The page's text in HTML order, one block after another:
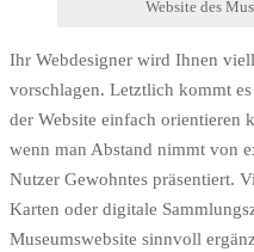
Website des
Ihr Webdesigner wird Ihnen
vorschlagen. Letztlich kommt
der Website einfach orientieren
wenn man Abstand nimmt von
Nutzer Gewohntes präsentiert.
Karten oder digitale
Museumswebsite sinnvoll